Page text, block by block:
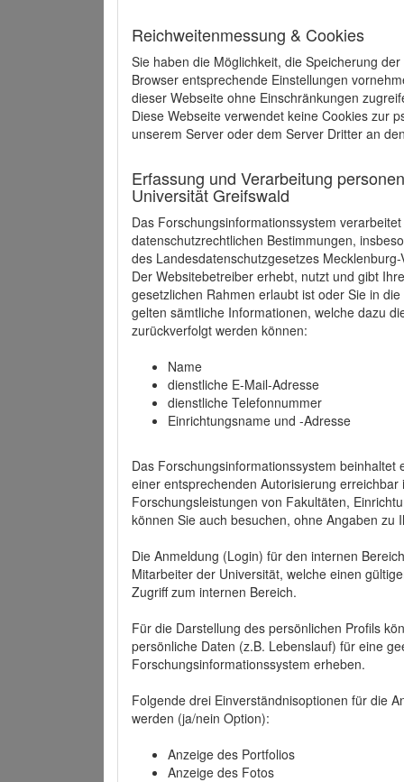
Reichweitenmessung & Cookies
Sie haben die Möglichkeit, die Speicherung
Browser entsprechende Einstellungen
dieser Webseite ohne Einschränkungen
Diese Webseite verwendet keine Cookies zur
unserem Server oder dem Server Dritter an
Erfassung und Verarbeitung
Universität Greifswald
Das Forschungsinformationssystem
datenschutzrechtlichen Bestimmungen,
des Landesdatenschutzgesetzes
Der Websitebetreiber erhebt, nutzt und gibt
gesetzlichen Rahmen erlaubt ist oder Sie in
gelten sämtliche Informationen, welche dazu
zurückverfolgt werden können:
Name
dienstliche E-Mail-Adresse
dienstliche Telefonnummer
Einrichtungsname und -Adresse
Das Forschungsinformationssystem beinhaltet
einer entsprechenden Autorisierung
Forschungsleistungen von Fakultäten,
können Sie auch besuchen, ohne Angaben zu
Die Anmeldung (Login) für den internen
Mitarbeiter der Universität, welche einen
Zugriff zum internen Bereich.
Für die Darstellung des persönlichen Profils
persönliche Daten (z.B. Lebenslauf) für eine
Forschungsinformationssystem erheben.
Folgende drei Einverständnisoptionen für die
werden (ja/nein Option):
Anzeige des Portfolios
Anzeige des Fotos